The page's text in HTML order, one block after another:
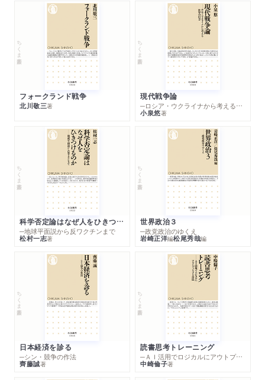
ちくま新書
フォークランド戦争
北川敬三著
ちくま新書
現代戦争論
─ロシア・ウクライナから考える世界の行方
小泉悠著
ちくま新書
科学否定論はなぜ人をひきつけるのか
─地球平面説から反ワクチンまで
松村一志著
ちくま新書
世界政治３
─政党政治のゆくえ
岩崎正洋編松尾秀哉編
ちくま新書
日本経済を診る
─シン・競争の作法
齊藤誠著
ちくま新書
読書思考トレーニング
─ＡＩ活用でロジカルにアウトプットする技法
中崎倫子著